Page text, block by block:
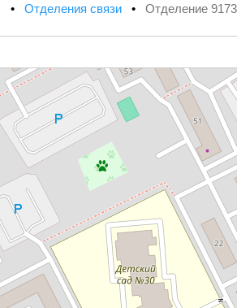
• Отделения связи • Отделение